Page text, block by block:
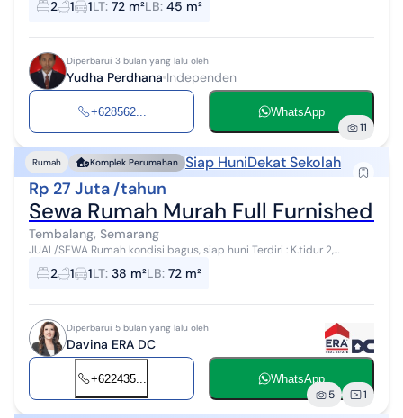
tenang ✨ Lokasi strategis deka...
2 1 1LT: 72 m²LB: 45 m²
Diperbarui 3 bulan yang lalu oleh
Yudha Perdhana Independen
+628562... WhatsApp
11
Rumah Komplek Perumahan Siap HuniDekat Sekolah
Rp 27 Juta /tahun
Sewa Rumah Murah Full Furnished
Tembalang, Semarang
JUAL/SEWA Rumah kondisi bagus, siap huni Terdiri : K.tidur 2,
K.mandi 1, taman, carport, listrik 2200 watt, air PAM, tandon atas
dan bawah + boos...
2 1 1LT: 38 m²LB: 72 m²
Diperbarui 5 bulan yang lalu oleh
Davina ERA DC
+622435... WhatsApp
5 1